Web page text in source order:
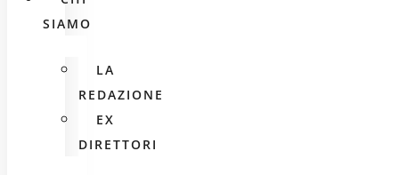
SIAMO
LA
REDAZIONE
EX
DIRETTORI